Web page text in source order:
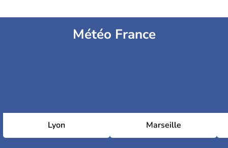
Météo France
Lyon Marseille